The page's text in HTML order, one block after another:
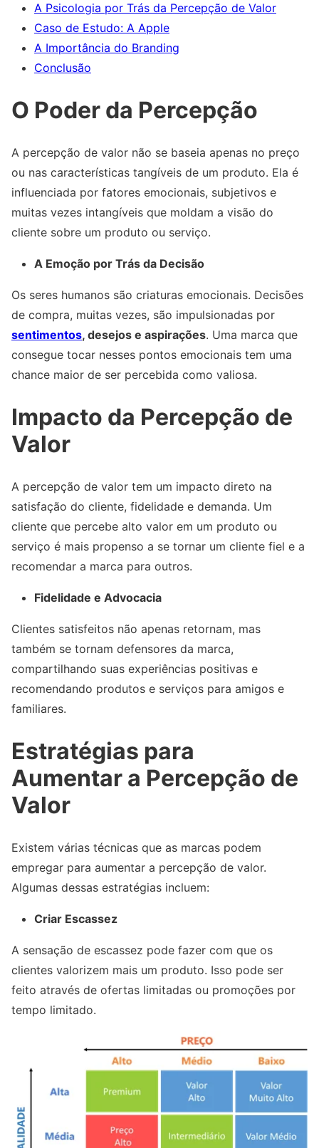
A Psicologia por Trás da Percepção de Valor
Caso de Estudo: A Apple
A Importância do Branding
Conclusão
O Poder da Percepção
A percepção de valor não se baseia apenas no preço
ou nas características tangíveis de um produto. Ela é
influenciada por fatores emocionais, subjetivos e
muitas vezes intangíveis que moldam a visão do
cliente sobre um produto ou serviço.
A Emoção por Trás da Decisão
Os seres humanos são criaturas emocionais. Decisões
de compra, muitas vezes, são impulsionadas por
sentimentos, desejos e aspirações. Uma marca que
consegue tocar nesses pontos emocionais tem uma
chance maior de ser percebida como valiosa.
Impacto da Percepção de
Valor
A percepção de valor tem um impacto direto na
satisfação do cliente, fidelidade e demanda. Um
cliente que percebe alto valor em um produto ou
serviço é mais propenso a se tornar um cliente fiel e a
recomendar a marca para outros.
Fidelidade e Advocacia
Clientes satisfeitos não apenas retornam, mas
também se tornam defensores da marca,
compartilhando suas experiências positivas e
recomendando produtos e serviços para amigos e
familiares.
Estratégias para
Aumentar a Percepção de
Valor
Existem várias técnicas que as marcas podem
empregar para aumentar a percepção de valor.
Algumas dessas estratégias incluem:
Criar Escassez
A sensação de escassez pode fazer com que os
clientes valorizem mais um produto. Isso pode ser
feito através de ofertas limitadas ou promoções por
tempo limitado.